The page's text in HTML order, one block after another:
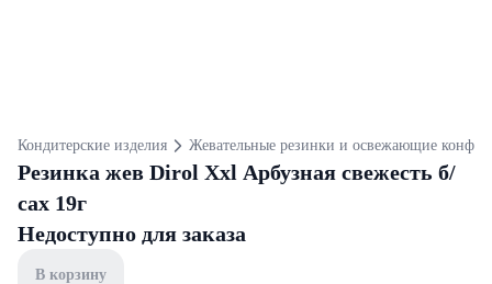
Кондитерские изделия Жевательные резинки и освежающие
Резинка жев Dirol Xxl Арбузная свежесть б/
сах 19г
Недоступно для заказа
В корзину